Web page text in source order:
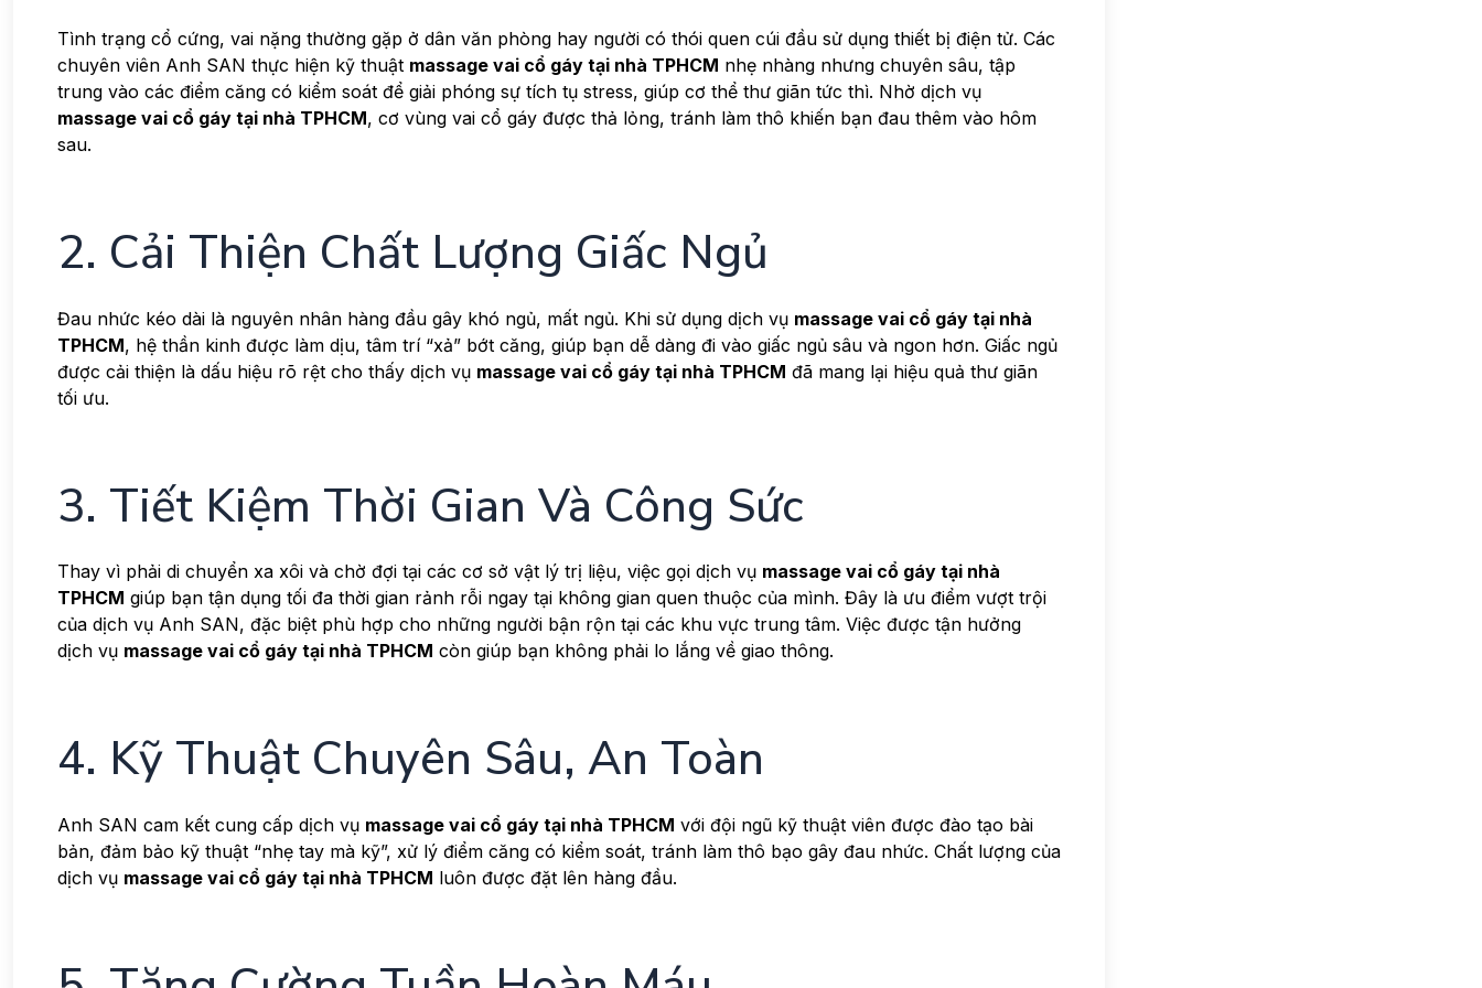
Tình trạng cổ cứng, vai nặng thường gặp ở dân văn phòng hay người có thói quen cúi đầu sử dụng thiết bị điện tử. Các
chuyên viên Anh SAN thực hiện kỹ thuật massage vai cổ gáy tại nhà TPHCM nhẹ nhàng nhưng chuyên sâu, tập
trung vào các điểm căng có kiểm soát để giải phóng sự tích tụ stress, giúp cơ thể thư giãn tức thì. Nhờ dịch vụ
massage vai cổ gáy tại nhà TPHCM, cơ vùng vai cổ gáy được thả lỏng, tránh làm thô khiến bạn đau thêm vào hôm
sau.
2. Cải Thiện Chất Lượng Giấc Ngủ
Đau nhức kéo dài là nguyên nhân hàng đầu gây khó ngủ, mất ngủ. Khi sử dụng dịch vụ massage vai cổ gáy tại nhà
TPHCM, hệ thần kinh được làm dịu, tâm trí “xả” bớt căng, giúp bạn dễ dàng đi vào giấc ngủ sâu và ngon hơn. Giấc ngủ
được cải thiện là dấu hiệu rõ rệt cho thấy dịch vụ massage vai cổ gáy tại nhà TPHCM đã mang lại hiệu quả thư giãn
tối ưu.
3. Tiết Kiệm Thời Gian Và Công Sức
Thay vì phải di chuyển xa xôi và chờ đợi tại các cơ sở vật lý trị liệu, việc gọi dịch vụ massage vai cổ gáy tại nhà
TPHCM giúp bạn tận dụng tối đa thời gian rảnh rỗi ngay tại không gian quen thuộc của mình. Đây là ưu điểm vượt trội
của dịch vụ Anh SAN, đặc biệt phù hợp cho những người bận rộn tại các khu vực trung tâm. Việc được tận hưởng
dịch vụ massage vai cổ gáy tại nhà TPHCM còn giúp bạn không phải lo lắng về giao thông.
4. Kỹ Thuật Chuyên Sâu, An Toàn
Anh SAN cam kết cung cấp dịch vụ massage vai cổ gáy tại nhà TPHCM với đội ngũ kỹ thuật viên được đào tạo bài
bản, đảm bảo kỹ thuật “nhẹ tay mà kỹ”, xử lý điểm căng có kiểm soát, tránh làm thô bạo gây đau nhức. Chất lượng của
dịch vụ massage vai cổ gáy tại nhà TPHCM luôn được đặt lên hàng đầu.